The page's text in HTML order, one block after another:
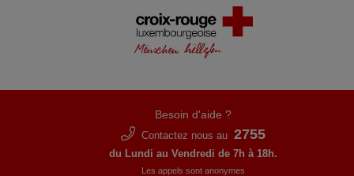
Besoin d'aide ?
Contactez nous au 2755
du Lundi au Vendredi de 7h à 18h.
Les appels sont anonymes